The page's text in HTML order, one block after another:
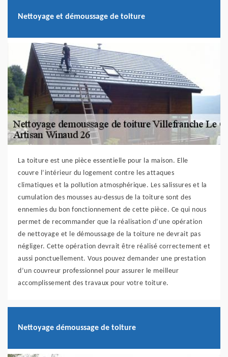
Nettoyage et démoussage de toiture
La toiture est une pièce essentielle pour la maison. Elle
couvre l’intérieur du logement contre les attaques
climatiques et la pollution atmosphérique. Les salissures et la
cumulation des mousses au-dessus de la toiture sont des
ennemies du bon fonctionnement de cette pièce. Ce qui nous
permet de recommander que la réalisation d’une opération
de nettoyage et le démoussage de la toiture ne devrait pas
négliger. Cette opération devrait être réalisé correctement et
aussi ponctuellement. Vous pouvez demander une prestation
d’un couvreur professionnel pour assurer le meilleur
accomplissement des travaux pour votre toiture.
Nettoyage démoussage de toiture